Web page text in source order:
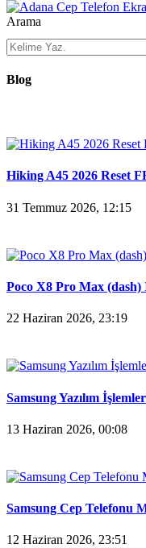
Arama
Blog
Hiking A45 2026 Reset
31 Temmuz 2026, 12:15
Poco X8 Pro Max
22 Haziran 2026, 23:19
Samsung Yazılım
13 Haziran 2026, 00:08
Samsung Cep Telefonu
12 Haziran 2026, 23:51